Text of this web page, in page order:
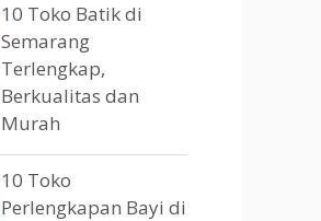
10 Toko Batik di
Semarang
Terlengkap,
Berkualitas dan
Murah
10 Toko
Perlengkapan Bayi di